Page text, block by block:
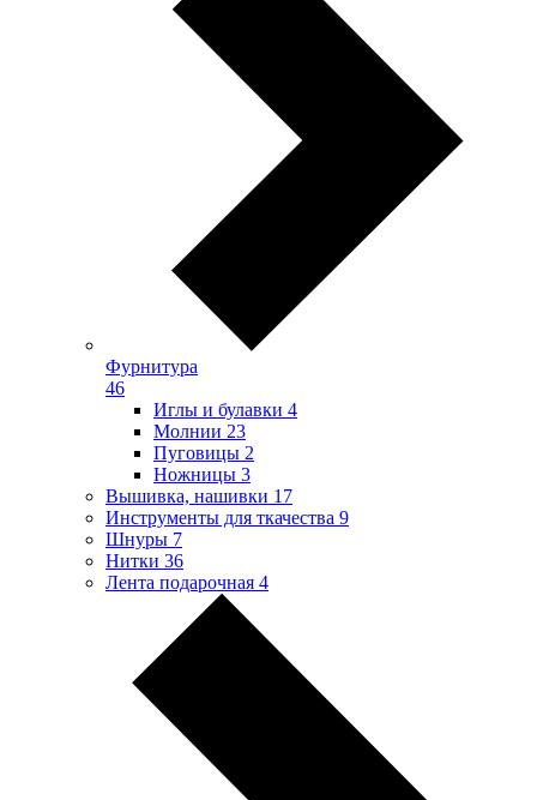
Фурнитура
46
Иглы и булавки 4
Молнии 23
Пуговицы 2
Ножницы 3
Вышивка, нашивки 17
Инструменты для ткачества 9
Шнуры 7
Нитки 36
Лента подарочная 4